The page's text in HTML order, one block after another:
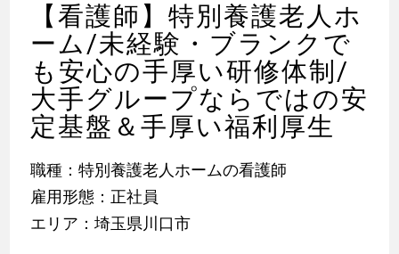
【看護師】特別養護老人ホ
ーム/未経験・ブランクで
も安心の手厚い研修体制/
大手グループならではの安
定基盤＆手厚い福利厚生
職種：特別養護老人ホームの看護師
雇用形態：正社員
エリア：埼玉県川口市